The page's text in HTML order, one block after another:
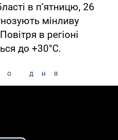
в п’ятницю, 26
мінливу
в регіоні
до +30°С.
дня